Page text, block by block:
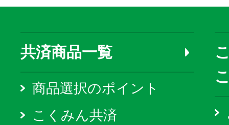
共済商品一覧
商品選択のポイント
こくみん共済